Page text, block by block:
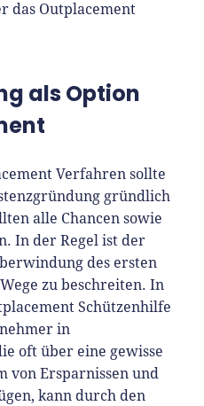
das Outplacement
als Option
Verfahren sollte
gründlich
alle Chancen sowie
In der Regel ist der
des ersten
zu beschreiten. In
Schützenhilfe
in
oft über eine gewisse
von Ersparnissen und
kann durch den